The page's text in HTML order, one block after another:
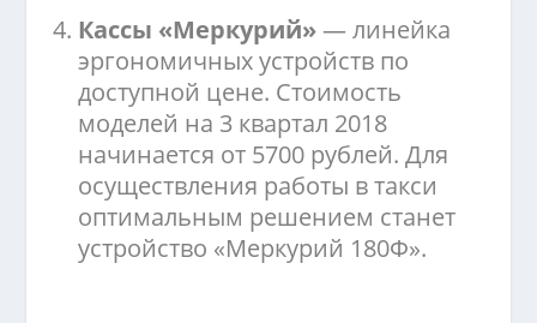
Кассы «Меркурий»— линейка
эргономичных устройств по
доступной цене. Стоимость
моделей на 3 квартал 2018
начинается от 5700 рублей. Для
осуществления работы в такси
оптимальным решением станет
устройство «Меркурий 180Ф».